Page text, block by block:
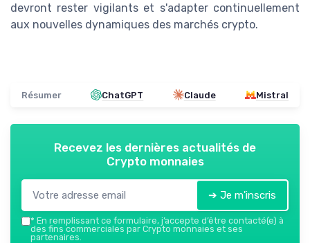
devront rester vigilants et s'adapter continuellement
aux nouvelles dynamiques des marchés crypto.
Résumer ChatGPT Claude Mistral
Recevez les dernières actualités de
Crypto monnaies
➔ Je m'inscris
* En remplissant ce formulaire, j’accepte d’être contacté(e) à
des fins commerciales par Crypto monnaies et ses
partenaires.